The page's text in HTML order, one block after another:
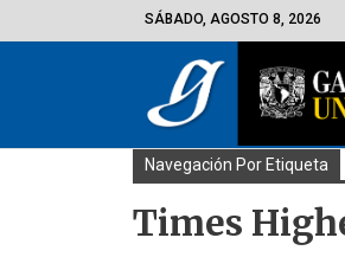
SÁBADO, AGOSTO 8, 2026
Navegación Por Etiqueta
Times